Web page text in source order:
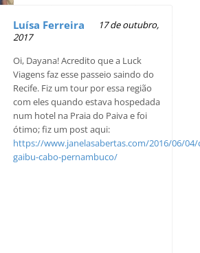
Luísa Ferreira
17 de outubro,
2017
Oi, Dayana! Acredito que a Luck
Viagens faz esse passeio saindo do
Recife. Fiz um tour por essa região
com eles quando estava hospedada
num hotel na Praia do Paiva e foi
ótimo; fiz um post aqui:
https://www.janelasabertas.com/2016/06/04/
gaibu-cabo-pernambuco/